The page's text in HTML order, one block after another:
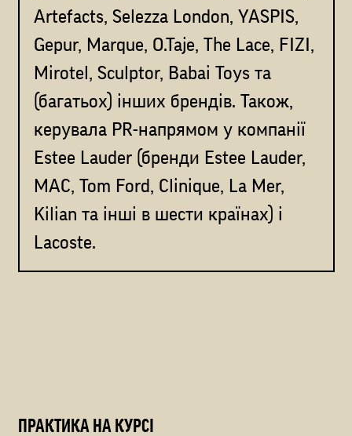
Artefacts, Selezza London, YASPIS,
Gepur, Marque, O.Taje, The Lace, FIZI,
Mirotel, Sculptor, Babai Toys та
(багатьох) інших брендів. Також,
керувала PR-напрямом у компанії
Estee Lauder (бренди Estee Lauder,
MAC, Tom Ford, Clinique, La Mer,
Kilian та інші в шести країнах) і
Lacoste.
ПРАКТИКА НА КУРСІ